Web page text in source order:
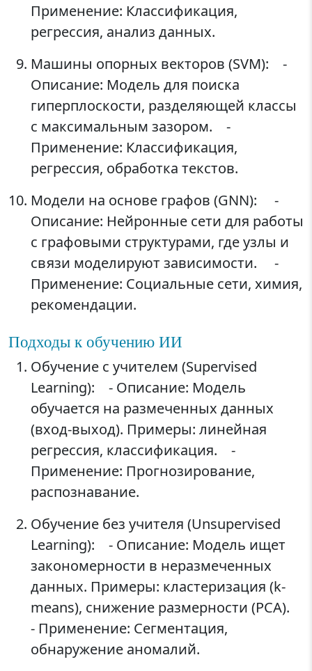
Применение: Классификация,
регрессия, анализ данных.
Машины опорных векторов (SVM): -
Описание: Модель для поиска
гиперплоскости, разделяющей классы
с максимальным зазором. -
Применение: Классификация,
регрессия, обработка текстов.
Модели на основе графов (GNN): -
Описание: Нейронные сети для работы
с графовыми структурами, где узлы и
связи моделируют зависимости. -
Применение: Социальные сети, химия,
рекомендации.
Подходы к обучению ИИ
Обучение с учителем (Supervised
Learning): - Описание: Модель
обучается на размеченных данных
(вход-выход). Примеры: линейная
регрессия, классификация. -
Применение: Прогнозирование,
распознавание.
Обучение без учителя (Unsupervised
Learning): - Описание: Модель ищет
закономерности в неразмеченных
данных. Примеры: кластеризация (k-
means), снижение размерности (PCA).
- Применение: Сегментация,
обнаружение аномалий.